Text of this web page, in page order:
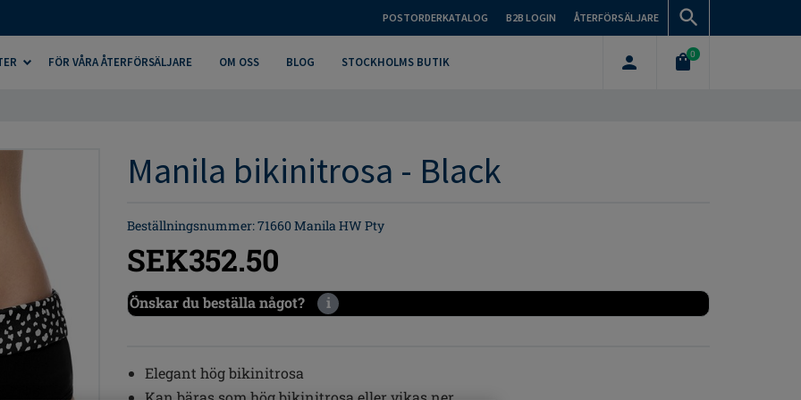
POSTORDERKATALOG B2B LOGIN ÅTERFÖRSÄLJARE
FÖR VÅRA ÅTERFÖRSÄLJARE OM OSS BLOG STOCKHOLMS BUTIK
0
Manila bikinitrosa - Black
Beställningsnummer: 71660 Manila HW Pty
SEK352.50
Önskar du beställa något? i
Elegant hög bikinitrosa